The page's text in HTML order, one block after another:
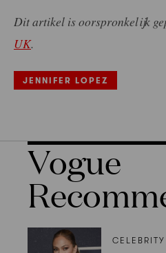
Dit artikel is oorspronkelijk
UK.
JENNIFER LOPEZ
Vogue
CELEBRITY